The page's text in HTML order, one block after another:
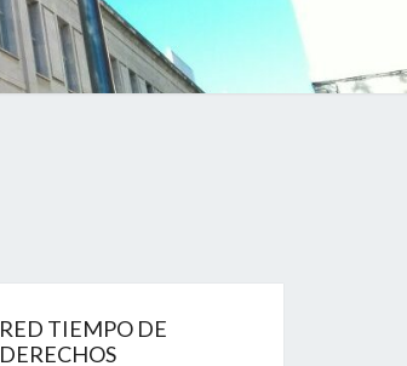
RED TIEMPO DE
DERECHOS